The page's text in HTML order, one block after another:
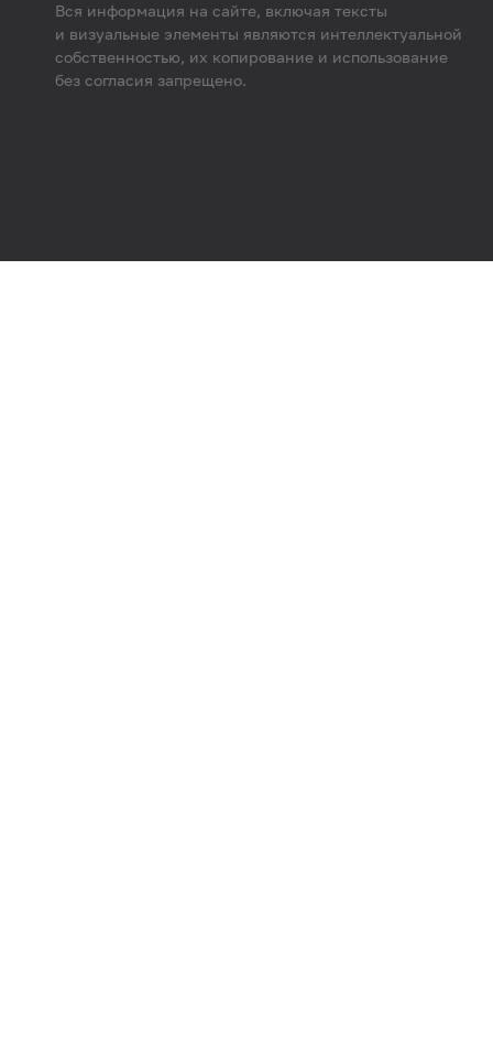
Вся информация на сайте, включая тексты
и визуальные элементы являются интеллектуальной
собственностью, их копирование и использование
без согласия запрещено.